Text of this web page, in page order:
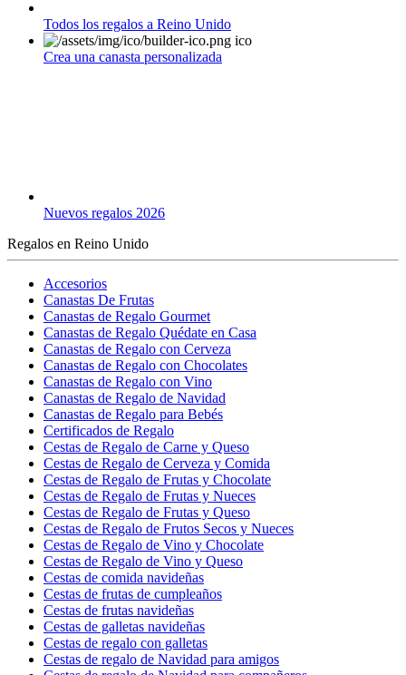
Todos los regalos a Reino Unido
Crea una canasta personalizada
Nuevos regalos 2026
Regalos en Reino Unido
Accesorios
Canastas De Frutas
Canastas de Regalo Gourmet
Canastas de Regalo Quédate en Casa
Canastas de Regalo con Cerveza
Canastas de Regalo con Chocolates
Canastas de Regalo con Vino
Canastas de Regalo de Navidad
Canastas de Regalo para Bebés
Certificados de Regalo
Cestas de Regalo de Carne y Queso
Cestas de Regalo de Cerveza y Comida
Cestas de Regalo de Frutas y Chocolate
Cestas de Regalo de Frutas y Nueces
Cestas de Regalo de Frutas y Queso
Cestas de Regalo de Frutos Secos y Nueces
Cestas de Regalo de Vino y Chocolate
Cestas de Regalo de Vino y Queso
Cestas de comida navideñas
Cestas de frutas de cumpleaños
Cestas de frutas navideñas
Cestas de galletas navideñas
Cestas de regalo con galletas
Cestas de regalo de Navidad para amigos